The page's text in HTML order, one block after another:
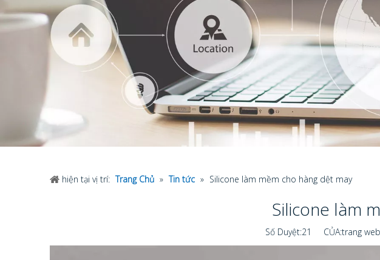
hiện tại vị trí: Trang Chủ » Tin tức » Silicone làm mềm cho hàng dệt may
Silicone làm
Số Duyệt:21 CỦA:trang